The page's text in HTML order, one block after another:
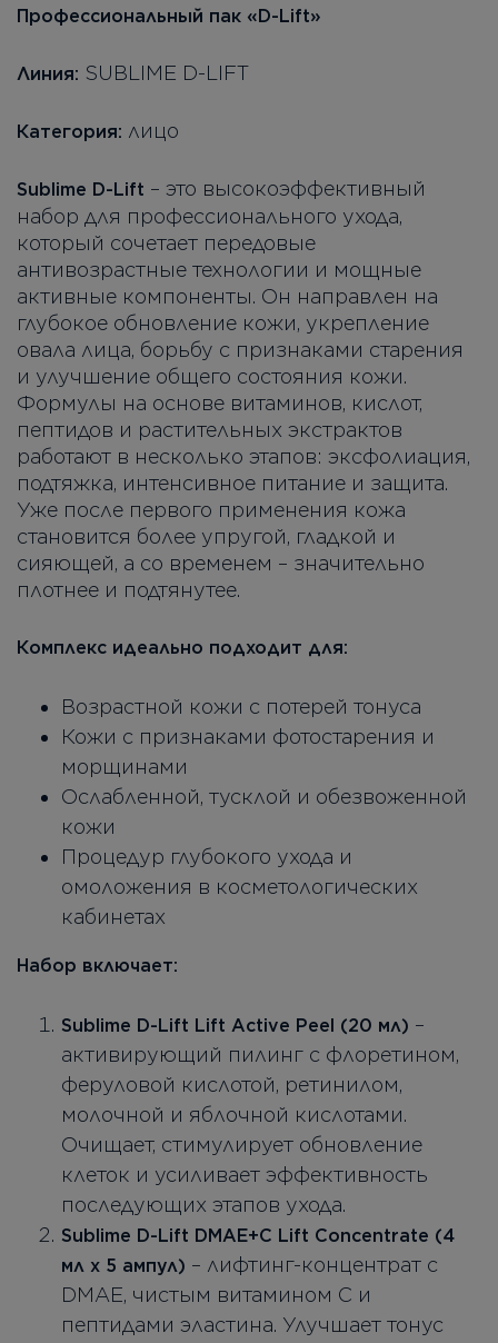
Профессиональный пак «D-Lift»
Линия: SUBLIME D-LIFT
Категория: лицо
Sublime D-Lift – это высокоэффективный
набор для профессионального ухода,
который сочетает передовые
антивозрастные технологии и мощные
активные компоненты. Он направлен на
глубокое обновление кожи, укрепление
овала лица, борьбу с признаками старения
и улучшение общего состояния кожи.
Формулы на основе витаминов, кислот,
пептидов и растительных экстрактов
работают в несколько этапов: эксфолиация,
подтяжка, интенсивное питание и защита.
Уже после первого применения кожа
становится более упругой, гладкой и
сияющей, а со временем – значительно
плотнее и подтянутее.
Комплекс идеально подходит для:
Возрастной кожи с потерей тонуса
Кожи с признаками фотостарения и
морщинами
Ослабленной, тусклой и обезвоженной
кожи
Процедур глубокого ухода и
омоложения в косметологических
кабинетах
Набор включает:
Sublime D-Lift Lift Active Peel (20 мл) –
активирующий пилинг с флоретином,
феруловой кислотой, ретинилом,
молочной и яблочной кислотами.
Очищает, стимулирует обновление
клеток и усиливает эффективность
последующих этапов ухода.
Sublime D-Lift DMAE+C Lift Concentrate (4
мл x 5 ампул) – лифтинг-концентрат с
DMAE, чистым витамином C и
пептидами эластина. Улучшает тонус